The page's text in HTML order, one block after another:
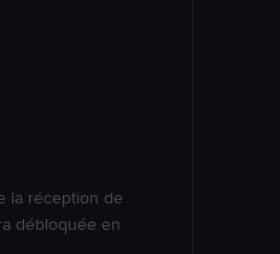
la réception de
débloquée en